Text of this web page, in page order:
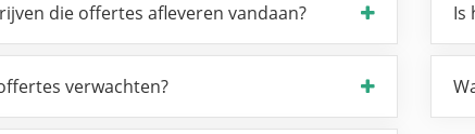
die offertes afleveren vandaan?
verwachten?
Is